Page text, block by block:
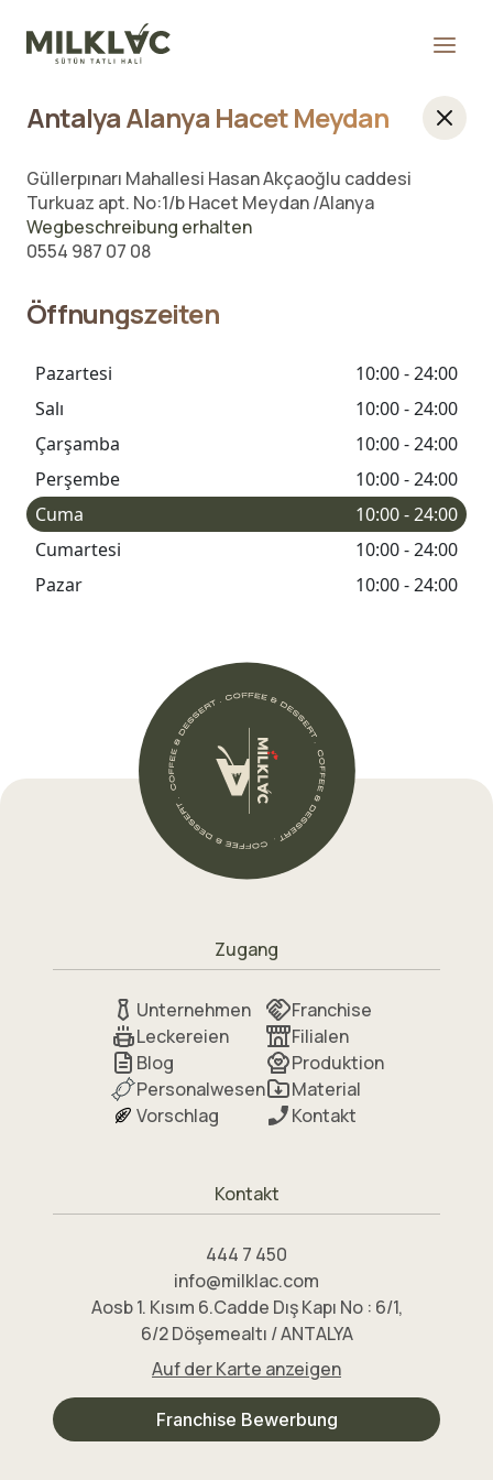
Antalya Alanya Hacet Meydan
Güllerpınarı Mahallesi Hasan Akçaoğlu caddesi
Turkuaz apt. No:1/b Hacet Meydan /Alanya
Wegbeschreibung erhalten
0554 987 07 08
Öffnungszeiten
Pazartesi
10:00 - 24:00
Salı
10:00 - 24:00
Çarşamba
10:00 - 24:00
Perşembe
10:00 - 24:00
Cuma
10:00 - 24:00
Cumartesi
10:00 - 24:00
Pazar
10:00 - 24:00
Zugang
Unternehmen
Leckereien
Blog
Personalwesen
Vorschlag
Franchise
Filialen
Produktion
Material
Kontakt
Kontakt
444 7 450
info@milklac.com
Aosb 1. Kısım 6.Cadde Dış Kapı No : 6/1,
6/2 Döşemealtı / ANTALYA
Auf der Karte anzeigen
Franchise Bewerbung